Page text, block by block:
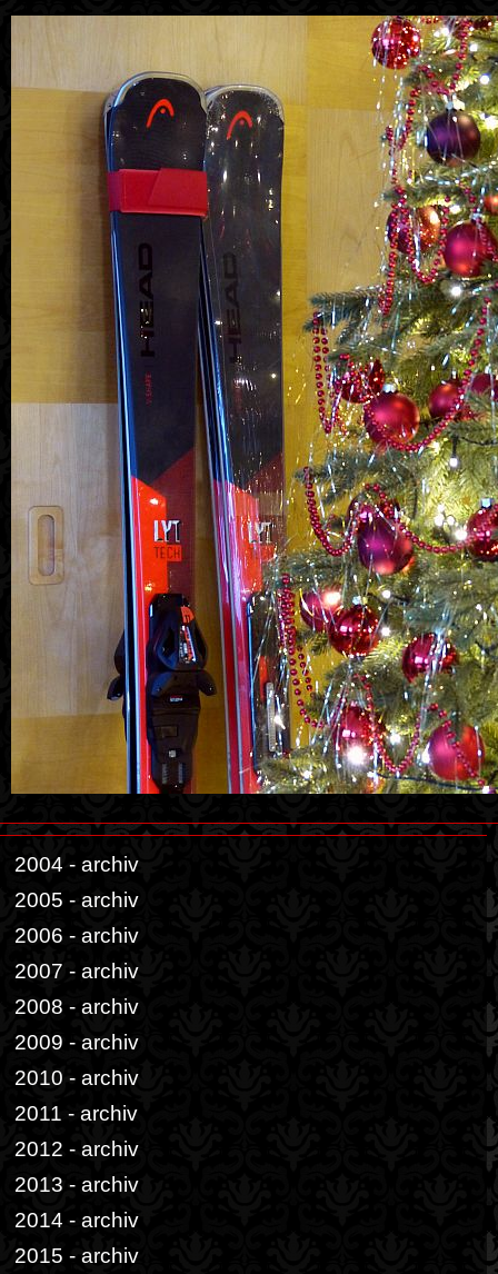
2004 - archiv
2005 - archiv
2006 - archiv
2007 - archiv
2008 - archiv
2009 - archiv
2010 - archiv
2011 - archiv
2012 - archiv
2013 - archiv
2014 - archiv
2015 - archiv